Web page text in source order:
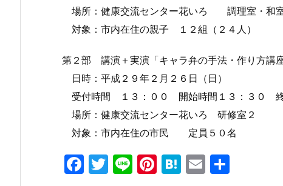
場所：健康交流センター花いろ 調理室・和
対象：市内在住の親子 １２組（２４人）
第２部 講演＋実演「キャラ弁の手法・作り方講座
日時：平成２９年２月２６日（日）
受付時間 １３：００ 開始時間１３：３０
場所：健康交流センター花いろ 研修室２
対象：市内在住の市民 定員５０名
F
T
Li Pi H
E